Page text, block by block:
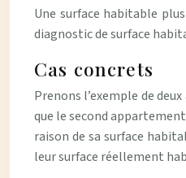
Une surface habitable
diagnostic de surface
Cas concrets
Prenons l’exemple de
que le second
raison de sa surface
leur surface réellement